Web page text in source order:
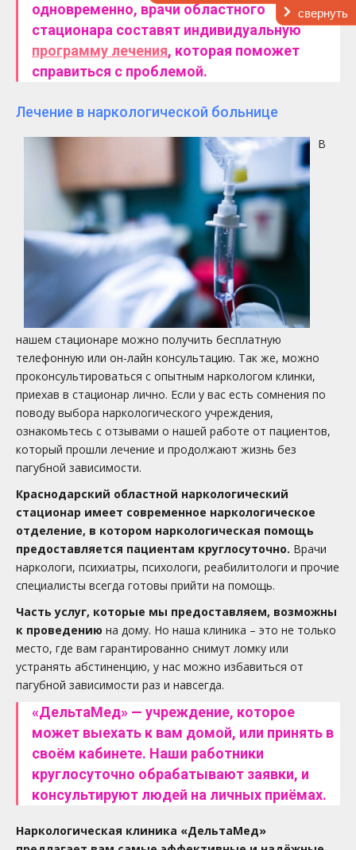
свернуть
одновременно, врачи областного
стационара составят индивидуальную
программу лечения, которая поможет
справиться с проблемой.
Лечение в наркологической больнице
В
нашем стационаре можно получить бесплатную
телефонную или он-лайн консультацию. Так же, можно
проконсультироваться с опытным наркологом клинки,
приехав в стационар лично. Если у вас есть сомнения по
поводу выбора наркологического учреждения,
ознакомьтесь с отзывами о нашей работе от пациентов,
который прошли лечение и продолжают жизнь без
пагубной зависимости.
Краснодарский областной наркологический
стационар имеет современное наркологическое
отделение, в котором наркологическая помощь
предоставляется пациентам круглосуточно. Врачи
наркологи, психиатры, психологи, реабилитологи и прочие
специалисты всегда готовы прийти на помощь.
Часть услуг, которые мы предоставляем, возможны
к проведению на дому. Но наша клиника – это не только
место, где вам гарантированно снимут ломку или
устранять абстиненцию, у нас можно избавиться от
пагубной зависимости раз и навсегда.
«ДельтаМед» — учреждение, которое
может выехать к вам домой, или принять в
своём кабинете. Наши работники
круглосуточно обрабатывают заявки, и
консультируют людей на личных приёмах.
Наркологическая клиника «ДельтаМед»